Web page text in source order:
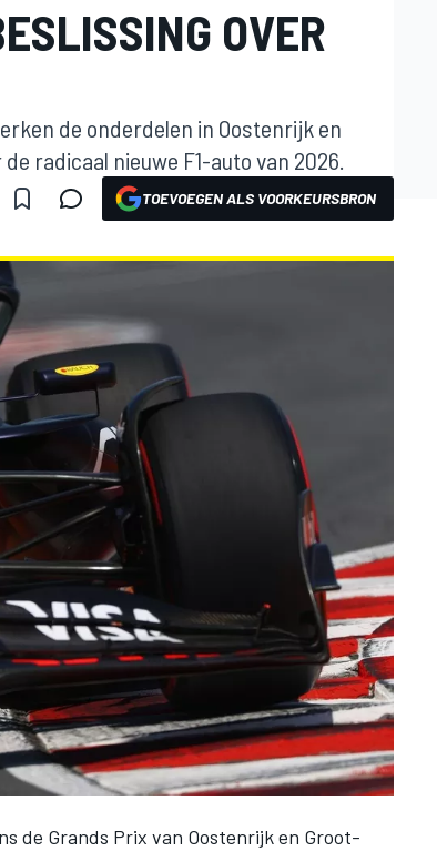
OVER
de onderdelen in Oostenrijk en
radicaal nieuwe F1-auto van 2026.
TOEVOEGEN ALS VOORKEURSBRON
de Grands Prix van Oostenrijk en Groot-